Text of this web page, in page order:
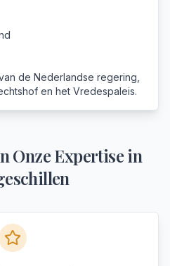
de Nederlandse regering,
en het Vredespaleis.
Onze Expertise in